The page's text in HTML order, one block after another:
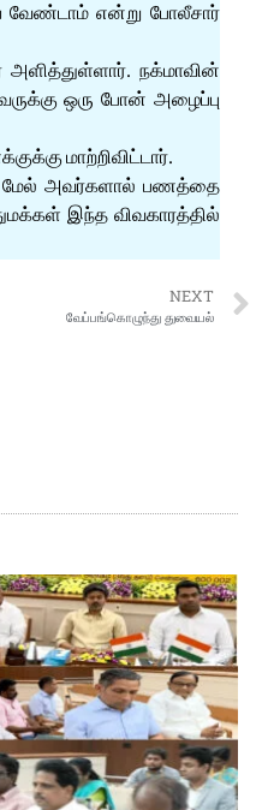
வேண்டாம் என்று போலீசார்
அளித்துள்ளார். நக்மாவின்
ஒரு போன் அழைப்பு
மாற்றிவிட்டார்.
மேல் அவர்களால் பணத்தை
இந்த விவகாரத்தில்
NEXT
வேப்பங்கொழுந்து துவையல்